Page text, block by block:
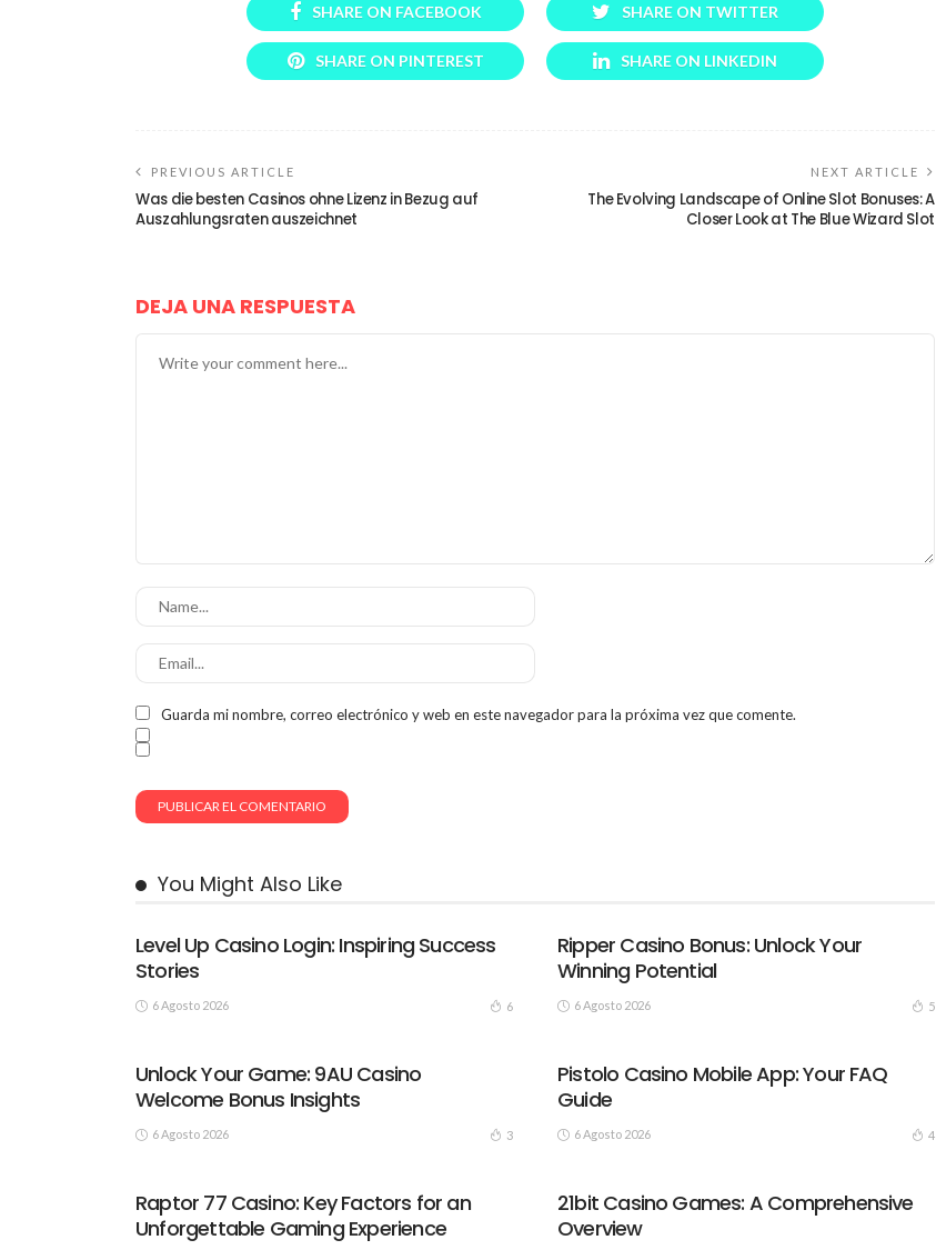
SHARE ON FACEBOOK SHARE ON TWITTER
SHARE ON PINTEREST SHARE ON LINKEDIN
PREVIOUS ARTICLE
Was die besten Casinos ohne Lizenz in Bezug auf
Auszahlungsraten auszeichnet
NEXT ARTICLE
The Evolving Landscape of Online Slot Bonuses: A
Closer Look at The Blue Wizard Slot
DEJA UNA RESPUESTA
Guarda mi nombre, correo electrónico y web en este navegador para la próxima vez que comente.
You Might Also Like
Level Up Casino Login: Inspiring Success
Stories
6 Agosto 2026 6
Ripper Casino Bonus: Unlock Your
Winning Potential
6 Agosto 2026 5
Unlock Your Game: 9AU Casino
Welcome Bonus Insights
6 Agosto 2026 3
Pistolo Casino Mobile App: Your FAQ
Guide
6 Agosto 2026 4
Raptor 77 Casino: Key Factors for an
Unforgettable Gaming Experience
21bit Casino Games: A Comprehensive
Overview